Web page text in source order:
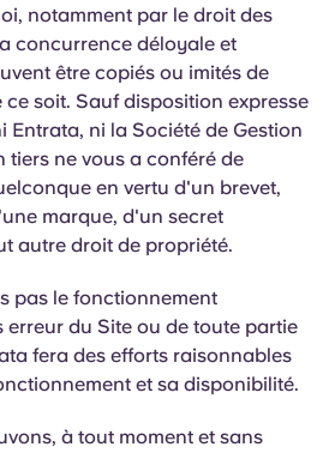
notamment par le droit des
concurrence déloyale et
être copiés ou imités de
soit. Sauf disposition expresse
Entrata, ni la Société de Gestion
tiers ne vous a conféré de
en vertu d'un brevet,
marque, d'un secret
autre droit de propriété.
pas le fonctionnement
du Site ou de toute partie
fera des efforts raisonnables
et sa disponibilité.
à tout moment et sans